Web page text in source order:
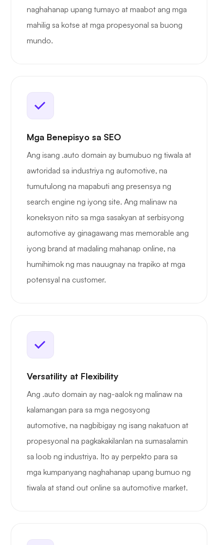
naghahanap upang tumayo at maabot ang mga
mahilig sa kotse at mga propesyonal sa buong
mundo.
Mga Benepisyo sa SEO
Ang isang .auto domain ay bumubuo ng tiwala at
awtoridad sa industriya ng automotive, na
tumutulong na mapabuti ang presensya ng
search engine ng iyong site. Ang malinaw na
koneksyon nito sa mga sasakyan at serbisyong
automotive ay ginagawang mas memorable ang
iyong brand at madaling mahanap online, na
humihimok ng mas nauugnay na trapiko at mga
potensyal na customer.
Versatility at Flexibility
Ang .auto domain ay nag-aalok ng malinaw na
kalamangan para sa mga negosyong
automotive, na nagbibigay ng isang nakatuon at
propesyonal na pagkakakilanlan na sumasalamin
sa loob ng industriya. Ito ay perpekto para sa
mga kumpanyang naghahanap upang bumuo ng
tiwala at stand out online sa automotive market.